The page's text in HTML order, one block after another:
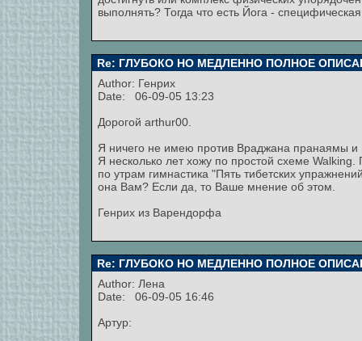
выполнять? Тогда что есть Йога -
Re: ГЛУБОКО НО МЕДЛЕННО ПОЛНОЕ
Author: Генрих
Date: 06-09-05 13:23
Дорогой arthur00.
Я ничего не имею против Враджана пранаямы и
Я несколько лет хожу по простой схеме
по утрам гимнастика "Пять тибетских
она Вам? Если да, то Ваше мнение об этом.
Генрих из Варендорфа
Re: ГЛУБОКО НО МЕДЛЕННО ПОЛНОЕ
Author: Лена
Date: 06-09-05 16:46
Артур: